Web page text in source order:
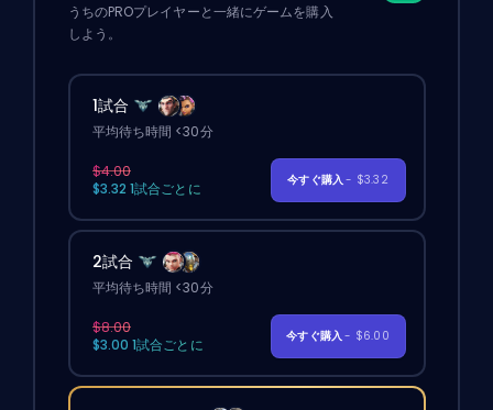
うちのPROプレイヤーと一緒にゲームを購入
しよう。
1試合
平均待ち時間 <30分
$4.00
$3.32 1試合ごとに
今すぐ購入- $3.32
2試合
平均待ち時間 <30分
$8.00
$3.00 1試合ごとに
今すぐ購入- $6.00